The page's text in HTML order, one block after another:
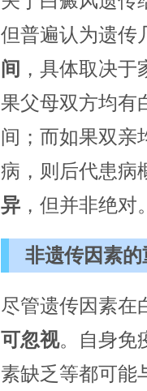
但普遍认为遗传
间 ，具体取决
果父母双方均有
间；而如果双亲
病，则后代患病
异 ，但并非绝对。
非遗传因素的
尽管遗传因素在
可忽视。自身免
素缺乏等都可能